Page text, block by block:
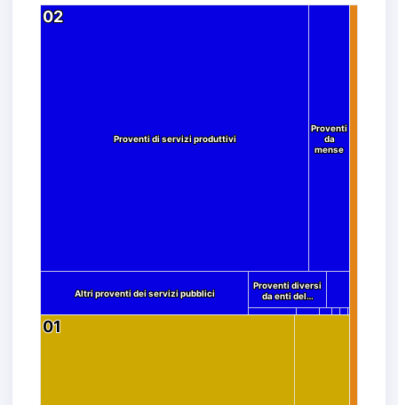
01
01
02
02
Proventi
da
mense
Proventi
da
mense
Proventi di servizi produttivi
Proventi di servizi produttivi
Altri proventi dei servizi pubblici
Altri proventi dei servizi pubblici
Proventi diversi
da enti del…
Proventi diversi
da enti del…